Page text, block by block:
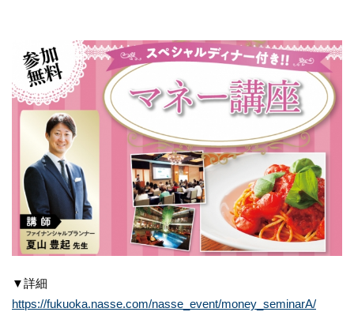
▼詳細
https://fukuoka.nasse.com/nasse_event/money_seminarA/